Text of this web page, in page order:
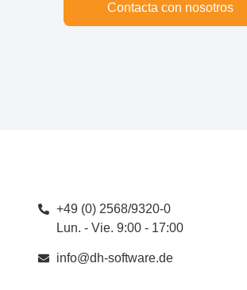
Contacta con nosotros
+49 (0) 2568/9320-0
Lun. - Vie. 9:00 - 17:00
info@dh-software.de